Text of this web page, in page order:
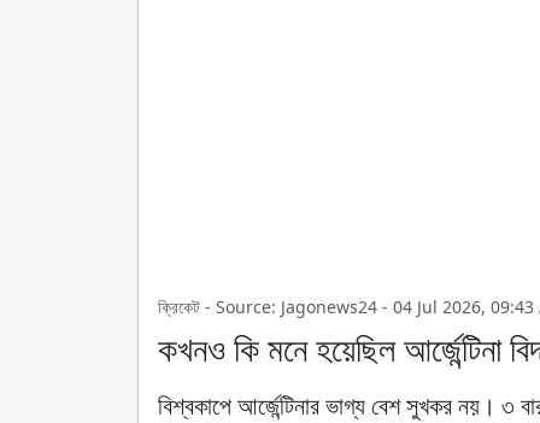
ক্রিকেট - Source: Jagonews24 - 04 Jul 2026,
কখনও কি মনে হয়েছিল আর্জেন্টিনা
বিশ্বকাপে আর্জেন্টিনার ভাগ্য বেশ সুখকর নয়। ৩